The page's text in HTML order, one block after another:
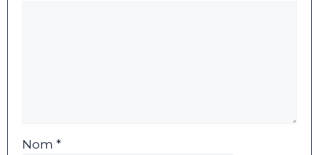
Nom *